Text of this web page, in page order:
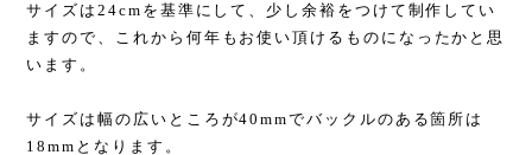
サイズは24cmを基準にして、少し余裕をつけて制作してい
ますので、これから何年もお使い頂けるものになったかと思
います。
サイズは幅の広いところが40mmでバックルのある箇所は
18mmとなります。